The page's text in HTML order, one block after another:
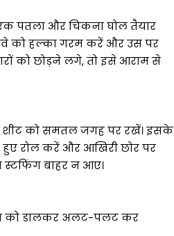
पतला और चिकना घोल तैयार
को हल्का गरम करें और उस पर
को छोड़ने लगे, तो इसे आराम से
शीट को समतल जगह पर रखें। इसके
रोल करें और आखिरी छोर पर
बाहर न आए।
को डालकर अलट-पलट कर